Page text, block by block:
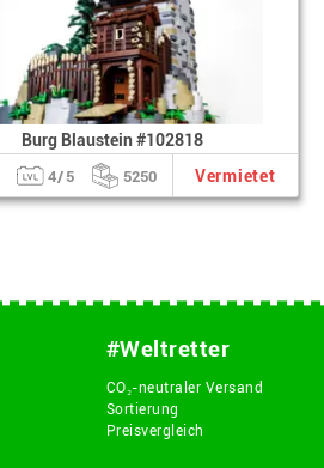
Burg Blaustein #102818
4/5 5250 Vermietet
#Weltretter
CO₂-neutraler Versand
Sortierung
Preisvergleich